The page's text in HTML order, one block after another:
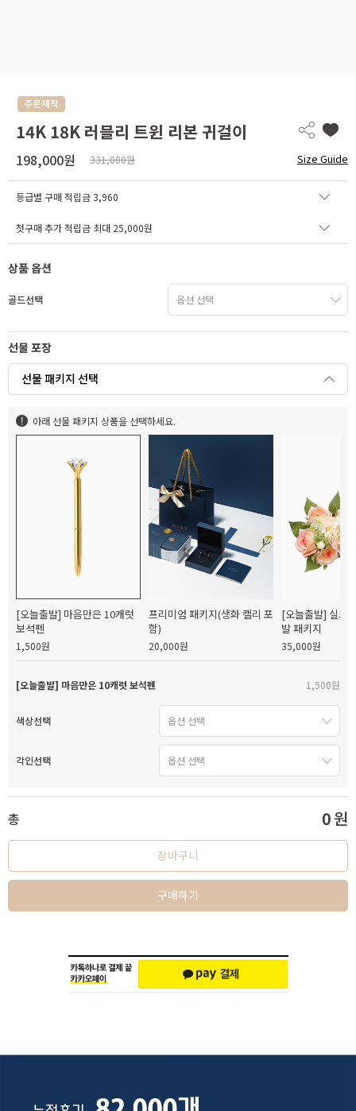
14K 18K 러블리 트윈 리본 귀걸이
198,000원 331,000원 Size Guide
등급별 구매 적립금3,960
첫구매 추가 적립금 최대 25,000원
상품 옵션
골드선택
선물 포장
선물 패키지 선택
아래 선물 패키지 상품을 선택하세요.
[오늘출발] 마음만은 10캐럿
보석펜
1,500원
프리미엄 패키지(생화 캘리 포
함)
20,000원
[오늘출발] 실크
발 패키지
35,000원
[오늘출발] 마음만은 10캐럿 보석펜 1,500원
색상선택
각인선택
총 0원
장바구니
구매하기